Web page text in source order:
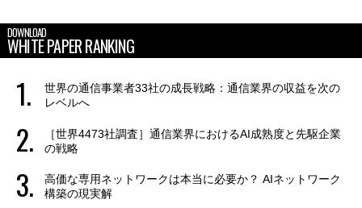
DOWNLOAD
WHITE PAPER RANKING
世界の通信事業者33社の成長戦略：通信業界の収益を次の
レベルへ
［世界4473社調査］通信業界におけるAI成熟度と先駆企業
の戦略
高価な専用ネットワークは本当に必要か？ AIネットワーク
構築の現実解